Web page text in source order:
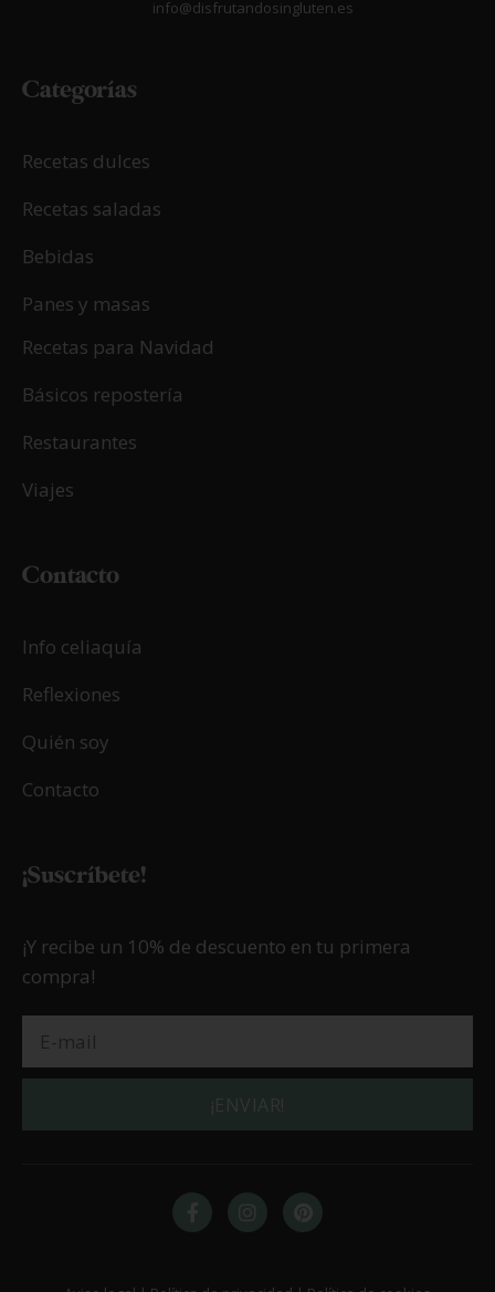
info@disfrutandosingluten.es
Categorías
Recetas dulces
Recetas saladas
Bebidas
Panes y masas
Recetas para Navidad
Básicos repostería
Restaurantes
Viajes
Contacto
Info celiaquía
Reflexiones
Quién soy
Contacto
¡Suscríbete!
¡Y recibe un 10% de descuento en tu primera
compra!
¡ENVIAR!